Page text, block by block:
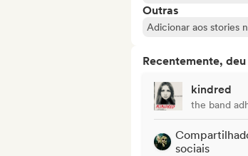
Outras
Adicionar aos stories
Recentemente,
kindred
the band
sociais